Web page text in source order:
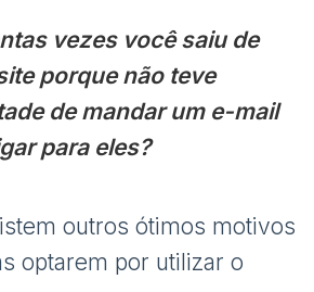
vezes você saiu de
porque não teve
de mandar um e-mail
para eles?
outros ótimos motivos
optarem por utilizar o